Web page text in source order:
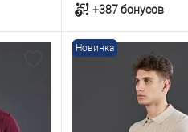
+387 бонусов
В корзину
В наличии
Таблица
Новинка